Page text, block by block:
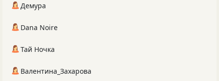
Демура
Dana Noire
Тай Ночка
Валентина_Захарова